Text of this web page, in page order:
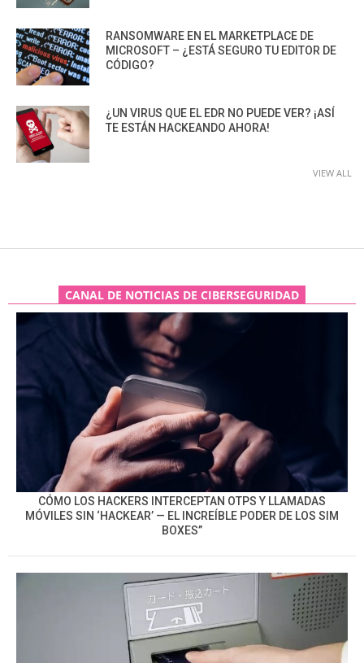
RANSOMWARE EN EL MARKETPLACE DE
MICROSOFT – ¿ESTÁ SEGURO TU EDITOR DE
CÓDIGO?
¿UN VIRUS QUE EL EDR NO PUEDE VER? ¡ASÍ
TE ESTÁN HACKEANDO AHORA!
VIEW ALL
CANAL DE NOTICIAS DE CIBERSEGURIDAD
CÓMO LOS HACKERS INTERCEPTAN OTPS Y LLAMADAS
MÓVILES SIN ‘HACKEAR’ — EL INCREÍBLE PODER DE LOS SIM
BOXES”